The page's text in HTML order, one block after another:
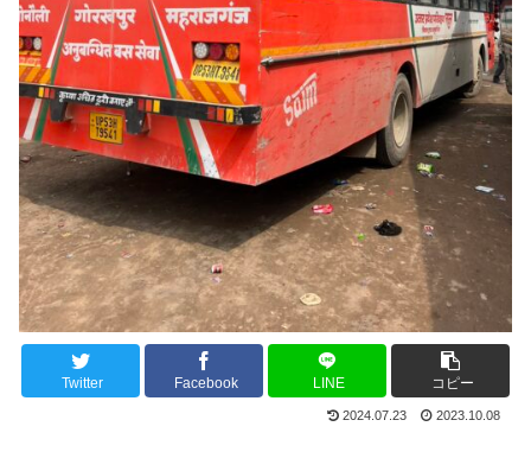
Twitter Facebook LINE コピー
2024.07.23 2023.10.08